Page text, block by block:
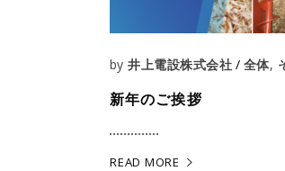
by井上電設株式会社 全体,
新年のご挨拶
READ MORE